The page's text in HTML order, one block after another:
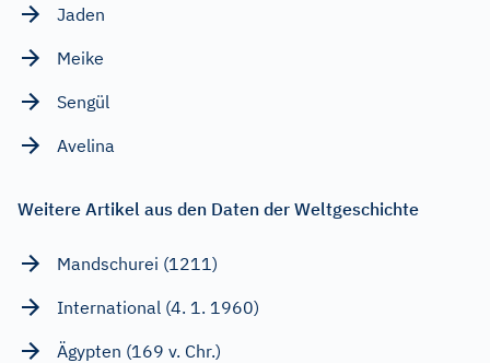
Jaden
Meike
Sengül
Avelina
Weitere Artikel aus den Daten der Weltgeschichte
Mandschurei (1211)
International (4. 1. 1960)
Ägypten (169 v. Chr.)